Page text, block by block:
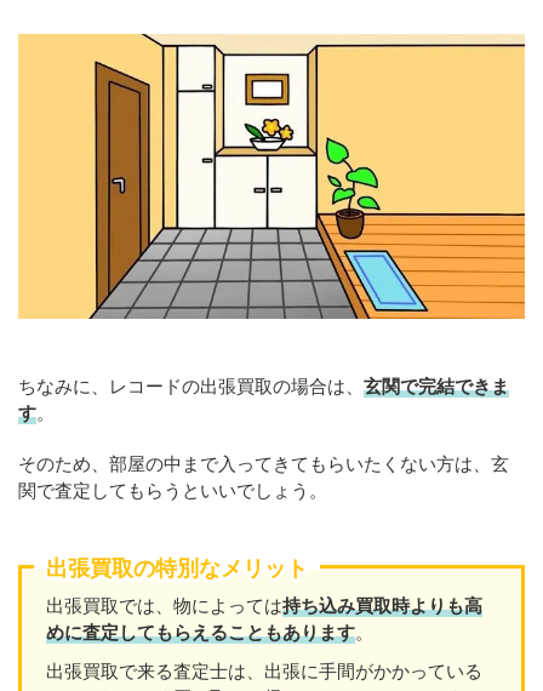
ちなみに、レコードの出張買取の場合は、 玄関で完結できま
す。
そのため、部屋の中まで入ってきてもらいたくない方は、玄
関で査定してもらうといいでしょう。
出張買取の特別なメリット
出張買取では、物によっては持ち込み買取時よりも高
めに査定してもらえることもあります。
出張買取で来る査定士は、出張に手間がかかっている